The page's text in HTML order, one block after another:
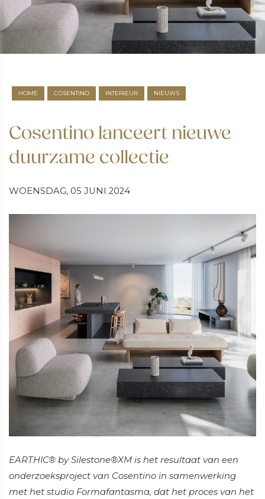
HOME COSENTINO INTERIEUR NIEUWS
Cosentino lanceert nieuwe
duurzame collectie
WOENSDAG, 05 JUNI 2024
EARTHIC® by Silestone®XM is het resultaat van een
onderzoeksproject van Cosentino in samenwerking
met het studio Formafantasma, dat het proces van het